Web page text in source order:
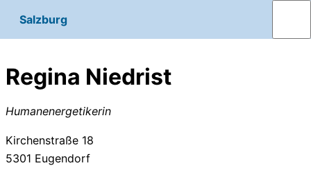
Salzburg
Regina Niedrist
Humanenergetikerin
Kirchenstraße 18
5301 Eugendorf